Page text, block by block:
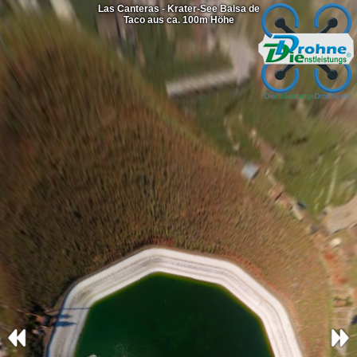
Las Canteras - Krater-See Balsa de
Taco aus ca. 100m Höhe